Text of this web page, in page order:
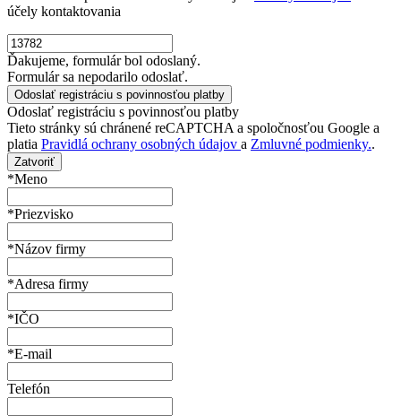
účely kontaktovania
Ďakujeme, formulár bol odoslaný.
Formulár sa nepodarilo odoslať.
Odoslať registráciu s povinnosťou platby
Tieto stránky sú chránené reCAPTCHA a spoločnosťou Google a
platia Pravidlá ochrany osobných údajov a Zmluvné podmienky..
Zatvoriť
*Meno
*Priezvisko
*Názov firmy
*Adresa firmy
*IČO
*E-mail
Telefón